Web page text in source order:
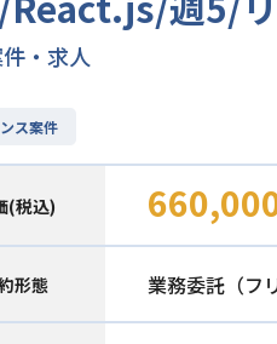
・求人
ス案件
(税込)
形態 業務委託（フ